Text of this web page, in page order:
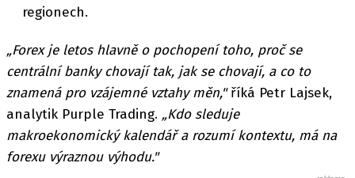
regionech.
„Forex je letos hlavně o pochopení toho, proč se
centrální banky chovají tak, jak se chovají, a co to
znamená pro vzájemné vztahy měn,"říká Petr Lajsek,
analytik Purple Trading. „Kdo sleduje
makroekonomický kalendář a rozumí kontextu, má na
forexu výraznou výhodu."